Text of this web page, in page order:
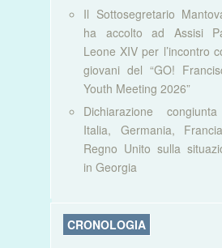
Il Sottosegretario
ha accolto ad Assisi
Leone XIV per l’incontro
giovani del “GO!
Youth Meeting 2026”
Dichiarazione
Italia, Germania,
Regno Unito sulla
in Georgia
CRONOLOGIA